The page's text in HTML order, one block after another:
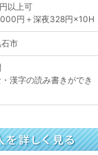
以上可
円＋深夜328円×10H
市
漢字の読み書きができ